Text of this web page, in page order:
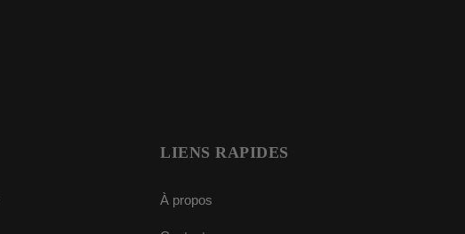
LIENS RAPIDES
À propos